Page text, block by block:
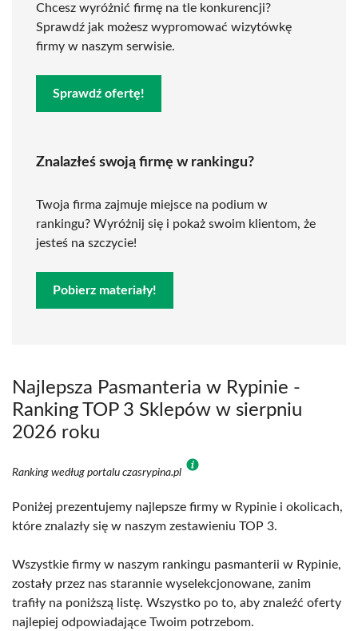
Chcesz wyróżnić firmę na tle konkurencji?
Sprawdź jak możesz wypromować wizytówkę
firmy w naszym serwisie.
Sprawdź ofertę!
Znalazłeś swoją firmę w rankingu?
Twoja firma zajmuje miejsce na podium w
rankingu? Wyróżnij się i pokaż swoim klientom, że
jesteś na szczycie!
Pobierz materiały!
Najlepsza Pasmanteria w Rypinie -
Ranking TOP 3 Sklepów w sierpniu
2026 roku
Ranking według portalu czasrypina.pl
Poniżej prezentujemy najlepsze firmy w Rypinie i okolicach,
które znalazły się w naszym zestawieniu TOP 3.
Wszystkie firmy w naszym rankingu pasmanterii w Rypinie,
zostały przez nas starannie wyselekcjonowane, zanim
trafiły na poniższą listę. Wszystko po to, aby znaleźć oferty
najlepiej odpowiadające Twoim potrzebom.